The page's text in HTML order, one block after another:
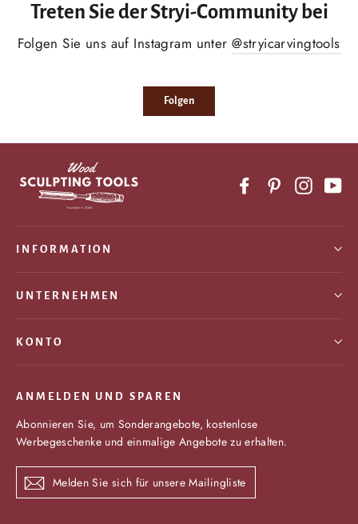
Treten Sie der Stryi-Community bei
Folgen Sie uns auf Instagram unter@stryicarvingtools
Folgen
FacebookPinterest
INFORMATION
UNTERNEHMEN
KONTO
ANMELDEN UND SPAREN
Abonnieren Sie, um Sonderangebote, kostenlose
Werbegeschenke und einmalige Angebote zu erhalten.
Melden
Sie
Abonnieren